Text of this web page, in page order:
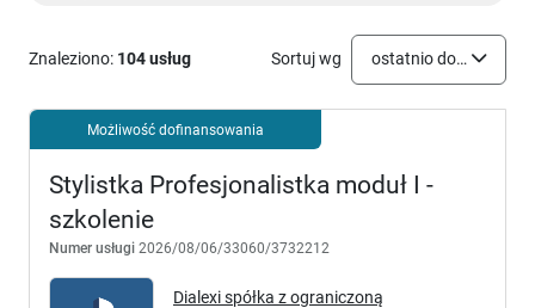
Znaleziono: 104 usług Sortuj wg ostatnio dodane
Możliwość dofinansowania
Stylistka Profesjonalistka moduł I -
szkolenie
Numer usługi 2026/08/06/33060/3732212
Dialexi spółka z ograniczoną